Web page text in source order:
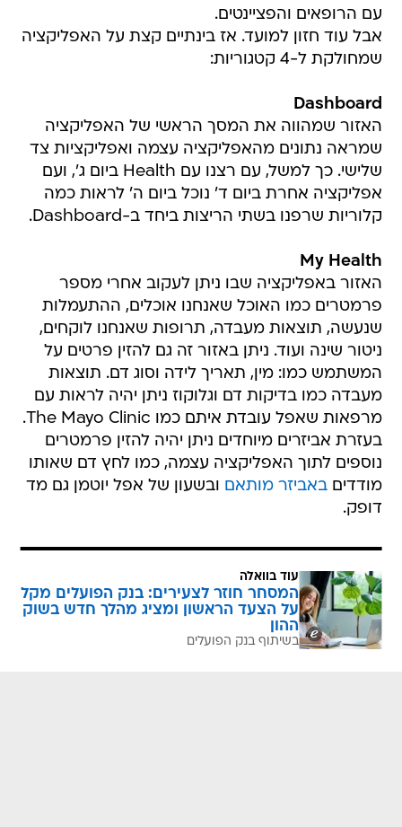
עם הרופאים והפציינטים.
אבל עוד חזון למועד. אז בינתיים קצת על האפליקציה
שמחולקת ל-4 קטגוריות:
Dashboard
האזור שמהווה את המסך הראשי של האפליקציה
שמראה נתונים מהאפליקציה עצמה ואפליקציות צד
שלישי. כך למשל, עם רצנו עם Health ביום ג', ועם
אפליקציה אחרת ביום ד' נוכל ביום ה' לראות כמה
קלוריות שרפנו בשתי הריצות ביחד ב-Dashboard.
My Health
האזור באפליקציה שבו ניתן לעקוב אחרי מספר
פרמטרים כמו האוכל שאנחנו אוכלים, ההתעמלות
שנעשה, תוצאות מעבדה, תרופות שאנחנו לוקחים,
ניטור שינה ועוד. ניתן באזור זה גם להזין פרטים על
המשתמש כמו: מין, תאריך לידה וסוג דם. תוצאות
מעבדה כמו בדיקות דם וגלוקוז ניתן יהיה לראות עם
מרפאות שאפל עובדת איתם כמו The Mayo Clinic.
בעזרת אביזרים מיוחדים ניתן יהיה להזין פרמטרים
נוספים לתוך האפליקציה עצמה, כמו לחץ דם שאותו
מודדיםבאביזר מותאם ובשעון של אפל יוטמן גם מד
דופק.
עוד בוואלה
המסחר חוזר לצעירים: בנק הפועלים מקל
על הצעד הראשון ומציג מהלך חדש בשוק
ההון
בשיתוף בנק הפועלים